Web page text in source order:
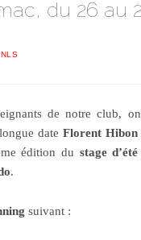
du 26 au
de notre club,
dateFlorent Hibon
édition du stage
.
suivant :